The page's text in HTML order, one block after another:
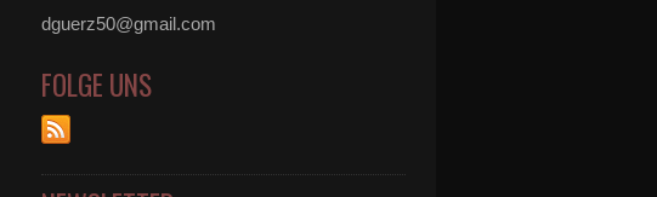
dguerz50@gmail.com
FOLGE UNS